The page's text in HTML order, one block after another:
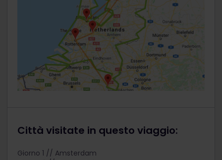
Città visitate in questo viaggio:
Giorno 1 // Amsterdam